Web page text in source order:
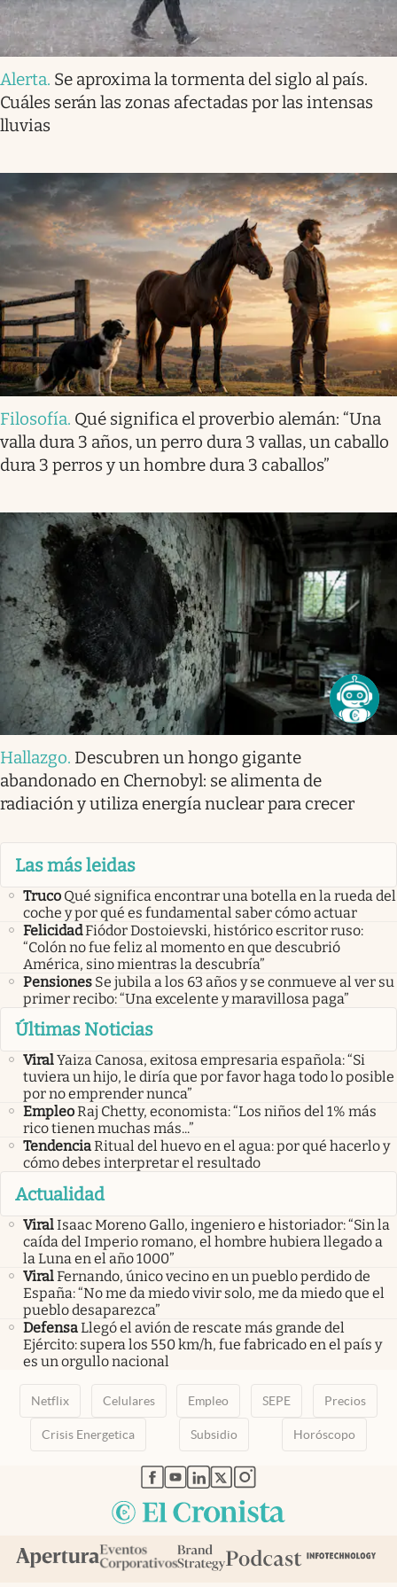
Alerta. Se aproxima la tormenta del siglo al país.
Cuáles serán las zonas afectadas por las intensas
lluvias
Filosofía. Qué significa el proverbio alemán: “Una
valla dura 3 años, un perro dura 3 vallas, un caballo
dura 3 perros y un hombre dura 3 caballos”
Hallazgo. Descubren un hongo gigante
abandonado en Chernobyl: se alimenta de
radiación y utiliza energía nuclear para crecer
Las más leidas
Truco Qué significa encontrar una botella en la rueda del
coche y por qué es fundamental saber cómo actuar
FelicidadFiódor Dostoievski, histórico escritor ruso:
“Colón no fue feliz al momento en que descubrió
América, sino mientras la descubría”
Pensiones Se jubila a los 63 años y se conmueve al ver su
primer recibo: “Una excelente y maravillosa paga”
Últimas Noticias
ViralYaiza Canosa, exitosa empresaria española: “Si
tuviera un hijo, le diría que por favor haga todo lo posible
por no emprender nunca”
EmpleoRaj Chetty, economista: “Los niños del 1% más
rico tienen muchas más...”
TendenciaRitual del huevo en el agua: por qué hacerlo y
cómo debes interpretar el resultado
Actualidad
ViralIsaac Moreno Gallo, ingeniero e historiador: “Sin la
caída del Imperio romano, el hombre hubiera llegado a
la Luna en el año 1000”
ViralFernando, único vecino en un pueblo perdido de
España: “No me da miedo vivir solo, me da miedo que el
pueblo desaparezca”
DefensaLlegó el avión de rescate más grande del
Ejército: supera los 550 km/h, fue fabricado en el país y
es un orgullo nacional
Netflix Celulares Empleo SEPE Precios
Crisis Energetica Subsidio Horóscopo
abre en nueva pestaña
abre en nueva pestaña
abre en nueva pestaña
abre en nueva pestaña
abre en nueva pestaña